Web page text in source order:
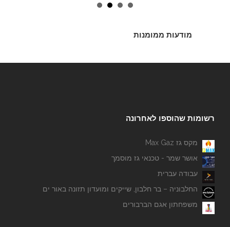
מודעות ממומנות
רשומות שהוספו לאחרונה
מקס גז Max Gaz
אושר שמר - טכנאי גז מוסמך
עבודה עברית
החלבוניה – בר חלבון, שייקים ומועדון תזונה באור ים
משפחתון אגם הברבורים